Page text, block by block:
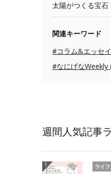
太陽がつくる宝
関連キーワード
#コラム&エッセ
#なにげなWeekly
週間人気記事
ライ